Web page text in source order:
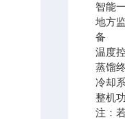
智能
地方
备
温度
蒸馏
冷却
整机
注：